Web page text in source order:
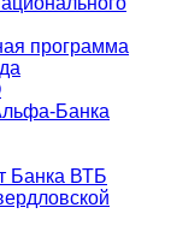
программа
Банка
Банка ВТБ